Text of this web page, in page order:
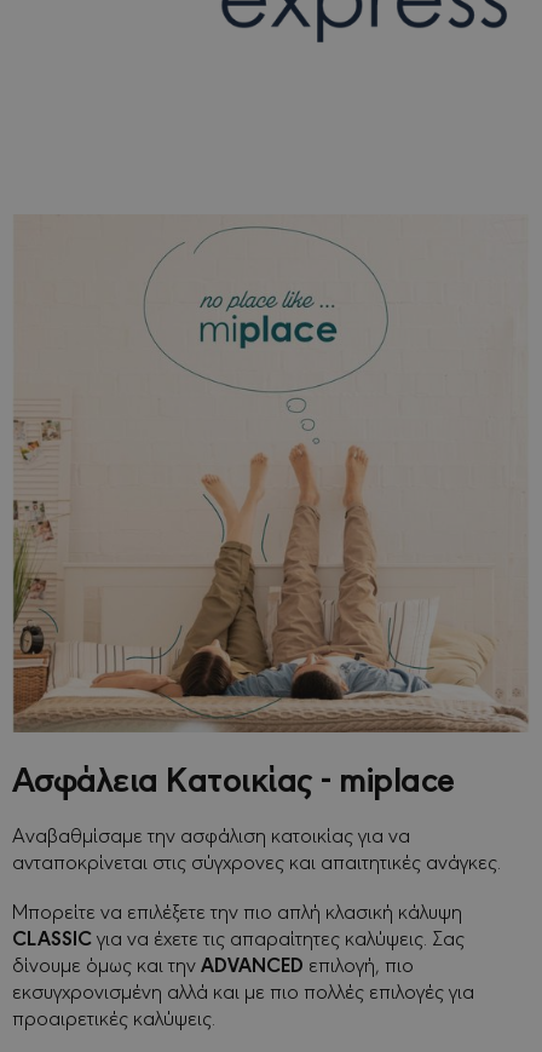
Ασφάλεια Κατοικίας - miplace
Αναβαθμίσαμε την ασφάλιση κατοικίας για να
ανταποκρίνεται στις σύγχρονες και απαιτητικές ανάγκες.
Μπορείτε να επιλέξετε την πιο απλή κλασική κάλυψη
CLASSICγια να έχετε τις απαραίτητες καλύψεις. Σας
δίνουμε όμως και τηνADVANCED επιλογή, πιο
εκσυγχρονισμένη αλλά και με πιο πολλές επιλογές για
προαιρετικές καλύψεις.